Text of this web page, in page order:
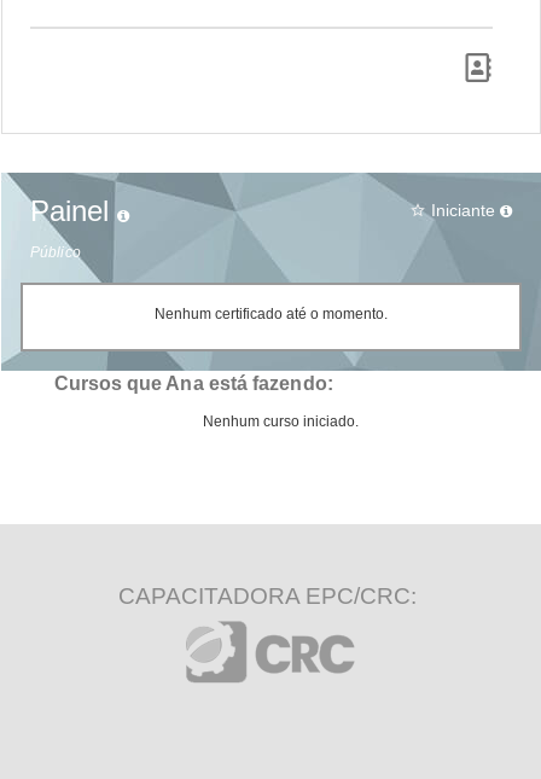
Painel
Público
star_border Iniciante
Nenhum certificado até o momento.
Cursos que Ana está fazendo:
Nenhum curso iniciado.
CAPACITADORA EPC/CRC: